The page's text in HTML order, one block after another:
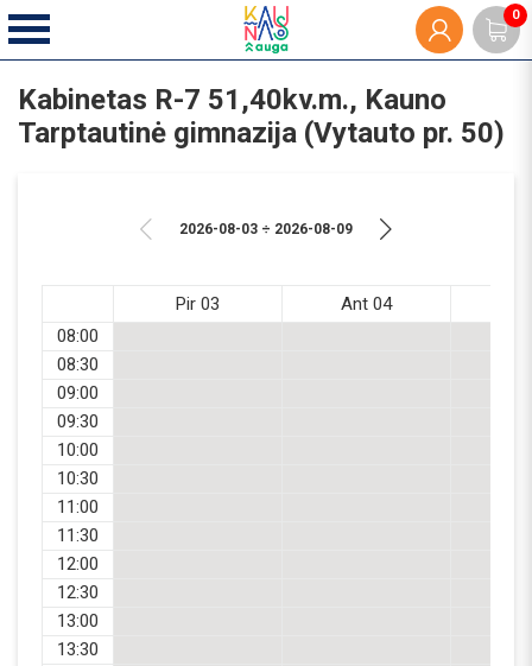
Kabinetas R-7 51,40kv.m., Kauno
Tarptautinė gimnazija (Vytauto pr. 50)
2026-08-03 ÷ 2026-08-09
Pir 03 Ant 04
08:00
08:30
09:00
09:30
10:00
10:30
11:00
11:30
12:00
12:30
13:00
13:30
0